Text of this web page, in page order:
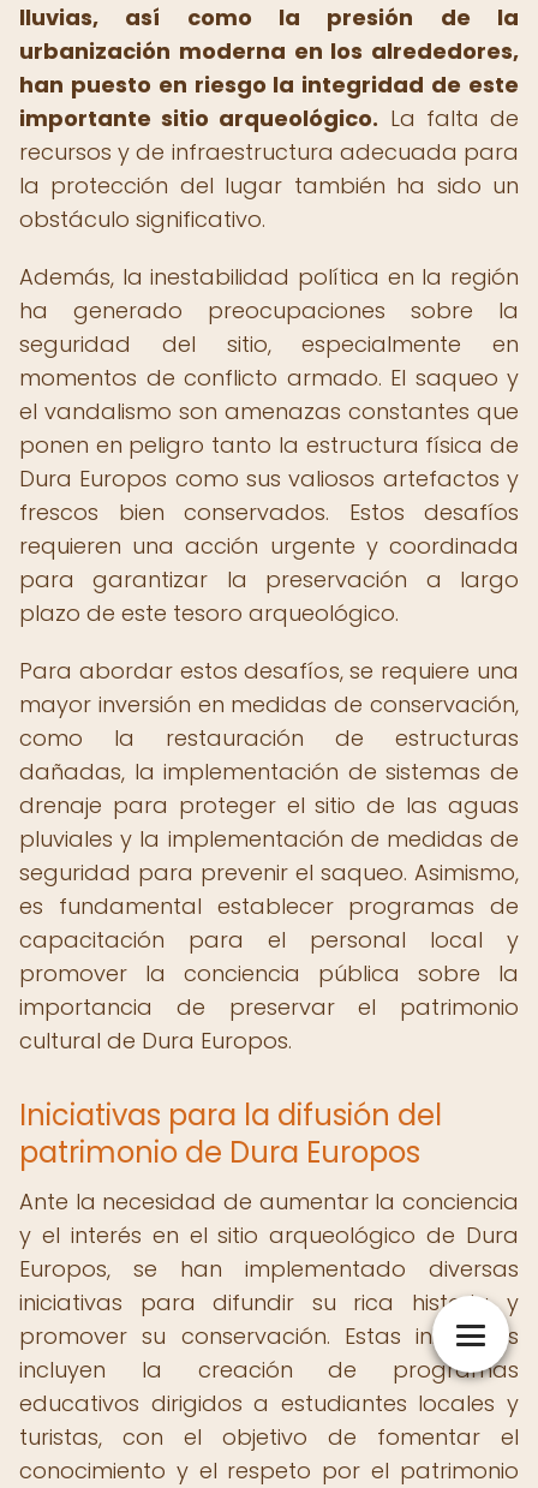
lluvias, así como la presión de la
urbanización moderna en los alrededores,
han puesto en riesgo la integridad de este
importante sitio arqueológico. La falta de
recursos y de infraestructura adecuada para
la protección del lugar también ha sido un
obstáculo significativo.
Además, la inestabilidad política en la región
ha generado preocupaciones sobre la
seguridad del sitio, especialmente en
momentos de conflicto armado. El saqueo y
el vandalismo son amenazas constantes que
ponen en peligro tanto la estructura física de
Dura Europos como sus valiosos artefactos y
frescos bien conservados. Estos desafíos
requieren una acción urgente y coordinada
para garantizar la preservación a largo
plazo de este tesoro arqueológico.
Para abordar estos desafíos, se requiere una
mayor inversión en medidas de conservación,
como la restauración de estructuras
dañadas, la implementación de sistemas de
drenaje para proteger el sitio de las aguas
pluviales y la implementación de medidas de
seguridad para prevenir el saqueo. Asimismo,
es fundamental establecer programas de
capacitación para el personal local y
promover la conciencia pública sobre la
importancia de preservar el patrimonio
cultural de Dura Europos.
Iniciativas para la difusión del
patrimonio de Dura Europos
Ante la necesidad de aumentar la conciencia
y el interés en el sitio arqueológico de Dura
Europos, se han implementado diversas
iniciativas para difundir su rica historia y
promover su conservación. Estas iniciativas
incluyen la creación de programas
educativos dirigidos a estudiantes locales y
turistas, con el objetivo de fomentar el
conocimiento y el respeto por el patrimonio